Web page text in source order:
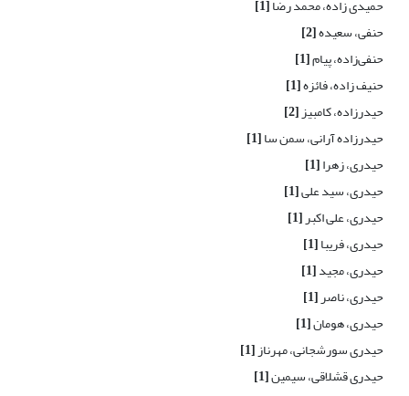
حمیدی زاده، محمد رضا[1]
حنفی، سعیده[2]
حنفی‌زاده، پیام[1]
حنیف زاده، فائزه[1]
حیدرزاده، کامبیز[2]
حیدرزاده آرانی، سمن سا[1]
حیدری، زهرا[1]
حیدری، سید علی[1]
حیدری، علی اکبر[1]
حیدری، فریبا[1]
حیدری، مجید[1]
حیدری، ناصر[1]
حیدری، هومان[1]
حیدری سورشجانی، مهرناز[1]
حیدری قشلاقی، سیمین[1]